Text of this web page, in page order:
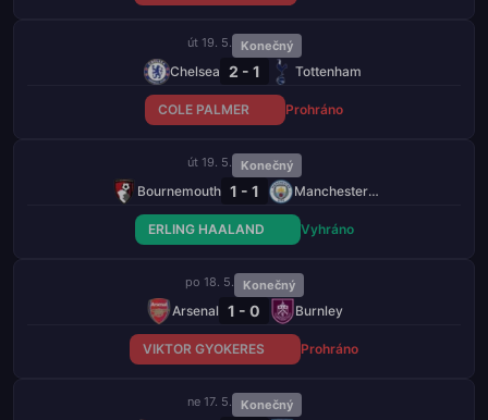
út 19. 5. Konečný
Chelsea 2 - 1 Tottenham
COLE PALMER Prohráno
út 19. 5. Konečný
Bournemouth 1 - 1 Manchester City
ERLING HAALAND Vyhráno
po 18. 5. Konečný
Arsenal 1 - 0 Burnley
VIKTOR GYOKERES Prohráno
ne 17. 5. Konečný